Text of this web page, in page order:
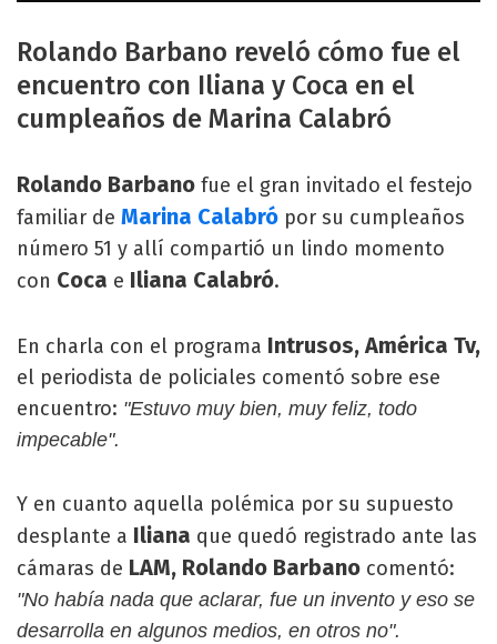
Rolando Barbano reveló cómo fue el
encuentro con Iliana y Coca en el
cumpleaños de Marina Calabró
Rolando Barbano fue el gran invitado el festejo
familiar de Marina Calabró por su cumpleaños
número 51 y allí compartió un lindo momento
con Coca e Iliana Calabró.
En charla con el programa Intrusos, América Tv,
el periodista de policiales comentó sobre ese
encuentro: "Estuvo muy bien, muy feliz, todo
impecable".
Y en cuanto aquella polémica por su supuesto
desplante a Iliana que quedó registrado ante las
cámaras de LAM, Rolando Barbano comentó:
"No había nada que aclarar, fue un invento y eso se
desarrolla en algunos medios, en otros no".